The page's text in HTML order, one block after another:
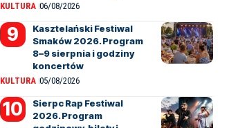
KULTURA 06/08/2026
Kasztelański Festiwal
Smaków 2026. Program
8–9 sierpnia i godziny
koncertów
KULTURA 05/08/2026
Sierpc Rap Festiwal
2026. Program